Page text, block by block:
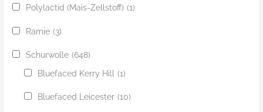
Polylactid (Mais-Zellstoff) (1)
Ramie (3)
Schurwolle (648)
Bluefaced Kerry Hill
(1)
Bluefaced Leicester (10)